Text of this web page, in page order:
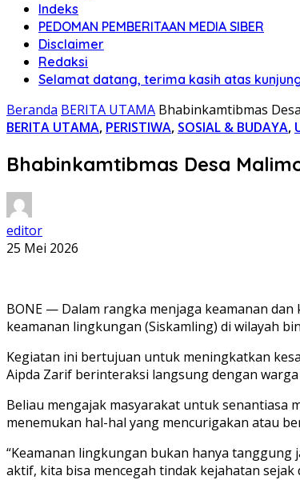
Indeks
PEDOMAN PEMBERITAAN MEDIA SIBER
Disclaimer
Redaksi
Selamat datang, terima kasih atas
Beranda BERITA UTAMA Bhabinkamtibmas
BERITA UTAMA, PERISTIWA, SOSIAL & BUDAYA,
Bhabinkamtibmas Desa
editor
25 Mei 2026
BONE — Dalam rangka menjaga keamanan
keamanan lingkungan (Siskamling) di wilayah
Kegiatan ini bertujuan untuk meningkatkan
Aipda Zarif berinteraksi langsung dengan
Beliau mengajak masyarakat untuk senantiasa
menemukan hal-hal yang mencurigakan atau
“Keamanan lingkungan bukan hanya
aktif, kita bisa mencegah tindak kejahatan sejak